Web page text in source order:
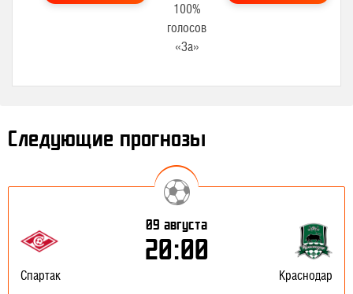
100%
голосов
«За»
Следующие прогнозы
09 августа
20:00
Спартак Краснодар